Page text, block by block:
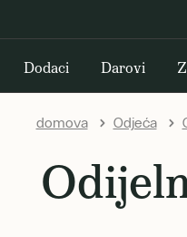
Dodaci Darovi
domova Odjeća